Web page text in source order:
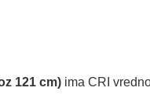
121 cm) ima CRI